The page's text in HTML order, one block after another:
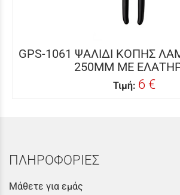
GPS-1061 ΨΑΛΙΔΙ ΚΟΠΗΣ
250MM ΜΕ
Τιμή: 6 €
ΠΛΗΡΟΦΟΡΙΕΣ
Μάθετε για εμάς